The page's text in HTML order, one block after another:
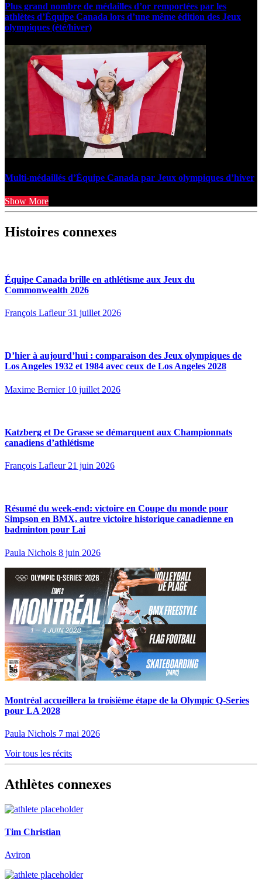
Plus grand nombre de médailles d’or remportées par les
athlètes d’Équipe Canada lors d’une même édition des Jeux
olympiques (été/hiver)
Multi-médaillés d’Équipe Canada par Jeux olympiques d’hiver
Show More
Histoires connexes
Équipe Canada brille en athlétisme aux Jeux du
Commonwealth 2026
François Lafleur 31 juillet 2026
D’hier à aujourd’hui : comparaison des Jeux olympiques de
Los Angeles 1932 et 1984 avec ceux de Los Angeles 2028
Maxime Bernier 10 juillet 2026
Katzberg et De Grasse se démarquent aux Championnats
canadiens d’athlétisme
François Lafleur 21 juin 2026
Résumé du week-end: victoire en Coupe du monde pour
Simpson en BMX, autre victoire historique canadienne en
badminton pour Lai
Paula Nichols 8 juin 2026
Montréal accueillera la troisième étape de la Olympic Q-Series
pour LA 2028
Paula Nichols 7 mai 2026
Voir tous les récits
Athlètes connexes
Tim Christian
Aviron